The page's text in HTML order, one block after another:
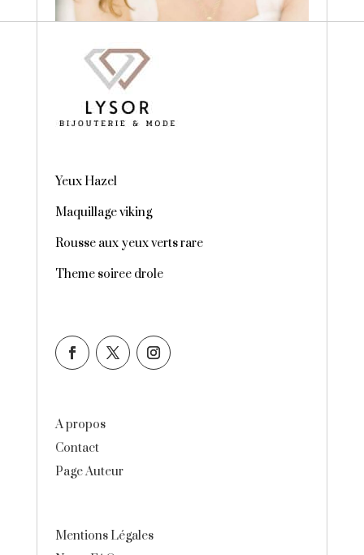
Yeux Hazel
Maquillage viking
Rousse aux yeux verts rare
Theme soiree drole
A propos
Contact
Page Auteur
Mentions Légales